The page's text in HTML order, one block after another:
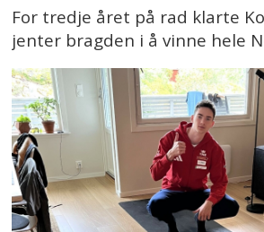
For tredje året på rad klarte
jenter bragden i å vinne hele